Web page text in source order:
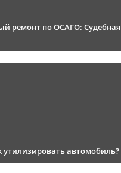
ремонт по ОСАГО: Судебная
утилизировать автомобиль?